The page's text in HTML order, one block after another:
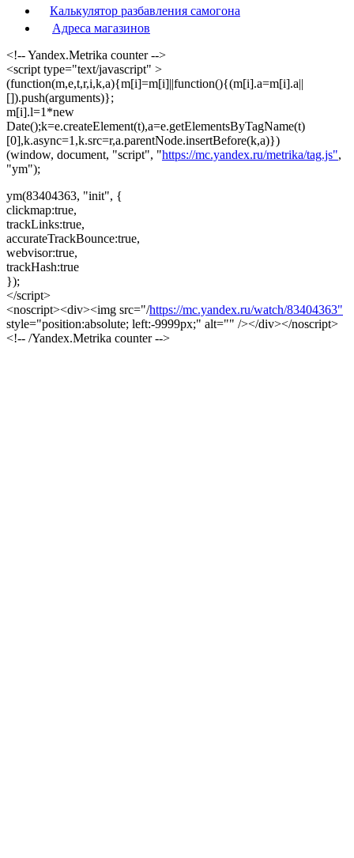
Калькулятор разбавления самогона
Адреса магазинов
<!-- Yandex.Metrika counter -->
<script type="text/javascript" >
(function(m,e,t,r,i,k,a){m[i]=m[i]||function(){(m[i].a=m[i].a||
[]).push(arguments)};
m[i].l=1*new
Date();k=e.createElement(t),a=e.getElementsByTagName(t)
[0],k.async=1,k.src=r,a.parentNode.insertBefore(k,a)})
(window, document, "script", "https://mc.yandex.ru/metrika/tag.js",
"ym");
ym(83404363, "init", {
clickmap:true,
trackLinks:true,
accurateTrackBounce:true,
webvisor:true,
trackHash:true
});
</script>
<noscript><div><img src="/https://mc.yandex.ru/watch/83404363"
style="position:absolute; left:-9999px;" alt="" /></div></noscript>
<!-- /Yandex.Metrika counter -->